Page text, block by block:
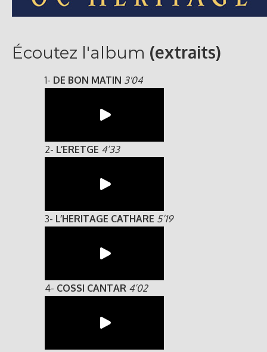
Écoutez l'album (extraits)
1- DE BON MATIN 3'04
2- L’ERETGE 4’33
3- L’HERITAGE CATHARE 5’19
4- COSSI CANTAR 4’02